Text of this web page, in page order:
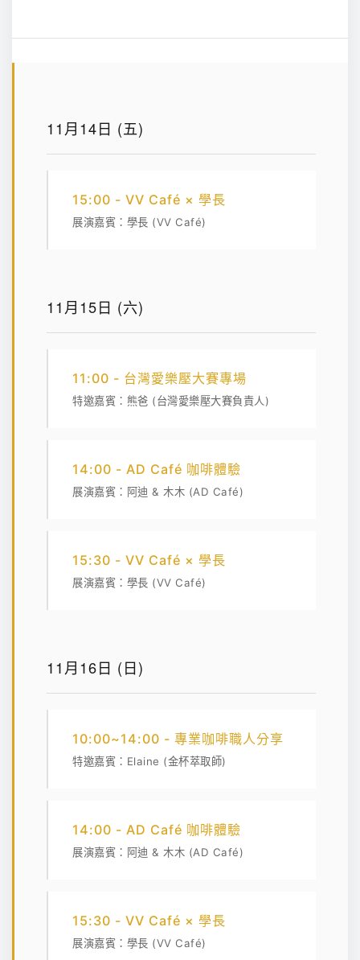
11月14日 (五)
15:00 - VV Café × 學長
展演嘉賓：學長 (VV Café)
11月15日 (六)
11:00 - 台灣愛樂壓大賽專場
特邀嘉賓：熊爸 (台灣愛樂壓大賽負責人)
14:00 - AD Café 咖啡體驗
展演嘉賓：阿迪 & 木木 (AD Café)
15:30 - VV Café × 學長
展演嘉賓：學長 (VV Café)
11月16日 (日)
10:00~14:00 - 專業咖啡職人分享
特邀嘉賓：Elaine (金杯萃取師)
14:00 - AD Café 咖啡體驗
展演嘉賓：阿迪 & 木木 (AD Café)
15:30 - VV Café × 學長
展演嘉賓：學長 (VV Café)